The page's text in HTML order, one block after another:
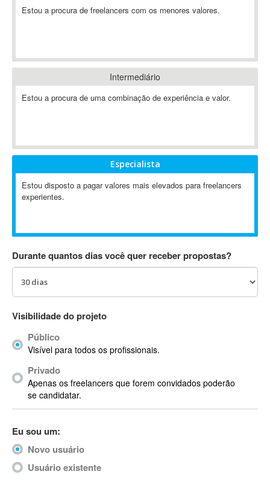
A-GPS
ABAP
Abaqus
ABBYY FineReader
Ableton
Ableton Push
Abstract
AC3
ACID Pro
ACPI
Acrobat
Acrobat X
Acronis
ACT
Actimize
ActionScript
ActionScript 3
Estou a procura de freelancers com os menores valores.
Intermediário
Estou a procura de uma combinação de experiência e valor.
Especialista
Estou disposto a pagar valores mais elevados para freelancers
experientes.
Durante quantos dias você quer receber propostas?
Visibilidade do projeto
Público
Visível para todos os profissionais.
Privado
Apenas os freelancers que forem convidados poderão
se candidatar.
Eu sou um:
Novo usuário
Usuário existente